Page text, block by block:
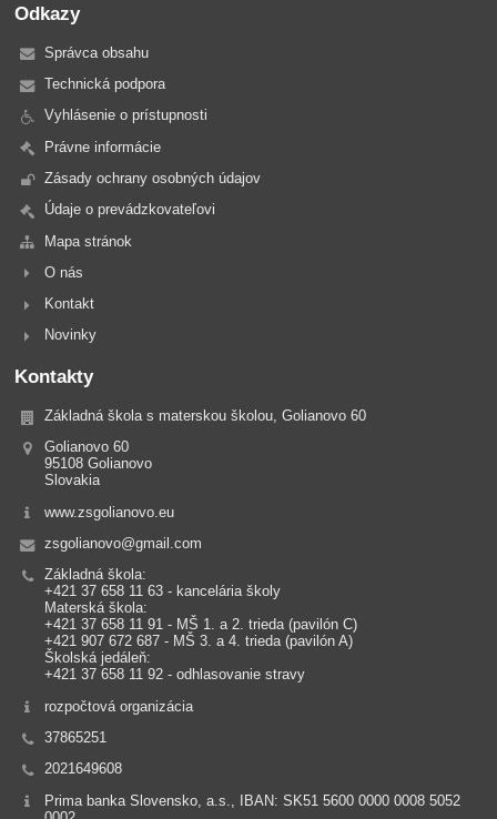
Odkazy
Správca obsahu
Technická podpora
Vyhlásenie o prístupnosti
Právne informácie
Zásady ochrany osobných údajov
Údaje o prevádzkovateľovi
Mapa stránok
O nás
Kontakt
Novinky
Kontakty
Základná škola s materskou školou, Golianovo 60
Golianovo 60
95108 Golianovo
Slovakia
www.zsgolianovo.eu
zsgolianovo@gmail.com
Základná škola:
+421 37 658 11 63 - kancelária školy
Materská škola:
+421 37 658 11 91 - MŠ 1. a 2. trieda (pavilón C)
+421 907 672 687 - MŠ 3. a 4. trieda (pavilón A)
Školská jedáleň:
+421 37 658 11 92 - odhlasovanie stravy
rozpočtová organizácia
37865251
2021649608
Prima banka Slovensko, a.s., IBAN: SK51 5600 0000 0008 5052